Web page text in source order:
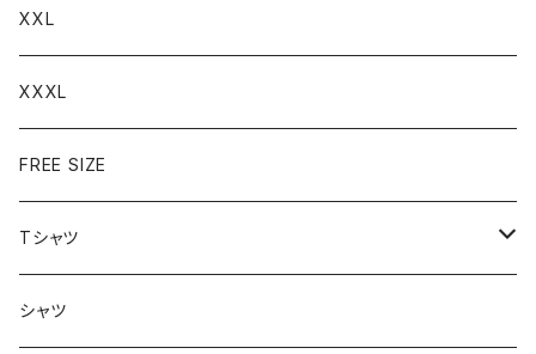
XXL
XXXL
FREE SIZE
Tシャツ
半袖
シャツ